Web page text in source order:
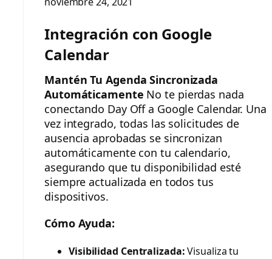
Integración con Google
Calendar
Mantén Tu Agenda Sincronizada
Automáticamente No te pierdas nada
conectando Day Off a Google Calendar. Una
vez integrado, todas las solicitudes de
ausencia aprobadas se sincronizan
automáticamente con tu calendario,
asegurando que tu disponibilidad esté
siempre actualizada en todos tus
dispositivos.
Cómo Ayuda:
Visibilidad Centralizada:Visualiza tu